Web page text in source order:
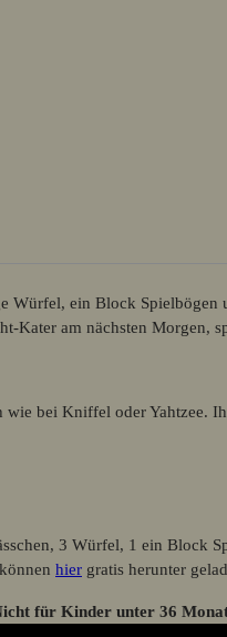
Würfel, ein Block
Kater am nächsten Morgen,
wie bei Kniffel oder Yahtzee.
3 Würfel, 1 ein Block
hier gratis herunter
für Kinder unter 36